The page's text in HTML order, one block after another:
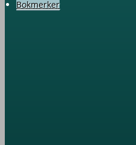
Bokmerker